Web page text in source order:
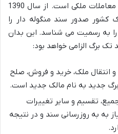
برای شفافیت و امنیت بیشتر در معاملات ملکی است. از سال 1390
کشور صدور سند منگوله دار را
به رسمیت می شناسد. این بدان
تک برگ الزامی خواهد بود:
و انتقال ملک، خرید و فروش، صلح
جدید به نام مالک جدید است.
تقسیم و سایر تغییرات
به به روزرسانی سند و در نتیجه